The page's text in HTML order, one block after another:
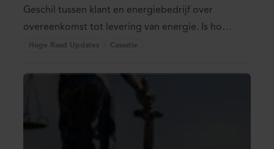
Geschil tussen klant en energiebedrijf over
overeenkomst tot levering van energie. Is hof
buiten ...
Hoge Raad Updates Cassatie